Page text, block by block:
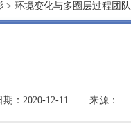
> 环境变化与多圈层过程团队
期：2020-12-11 来源：